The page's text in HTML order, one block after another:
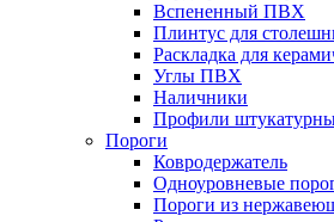
Вспененный ПВХ
Плинтус для
Раскладка для
Углы ПВХ
Наличники
Профили
Пороги
Ковродержатель
Одноуровневые
Пороги из